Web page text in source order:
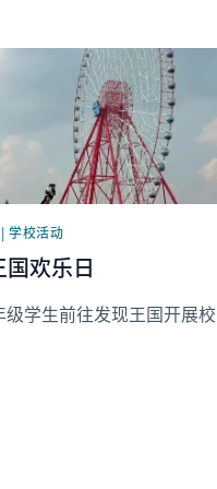
学校活动
欢乐日
级学生前往发现王国开展校